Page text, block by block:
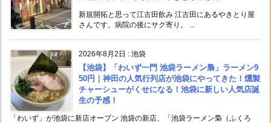
新規開拓と思って江古田飲み 江古田にあるやきとり屋
さんです。病院の後にサク寄り。 ...
2026年8月2日 : 池袋
【池袋】「わいず一門 池袋ラーメン梟」ラーメン9
50円｜神田の人気行列店が池袋にやってきた！燻製
チャーシューがくせになる！池袋に新しい人気店誕
生の予感！
「わいず」が池袋に新店オープン 池袋の新店、「池袋ラーメン梟（ふくろ